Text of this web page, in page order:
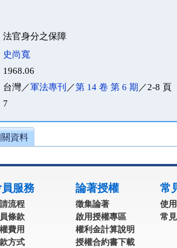
法官身分之保障
史尚寬
1968.06
台灣／軍法專刊 ／第 14 卷 第 6 期 ／2-8 頁
7
資料
服務
流程
條款
費用
方式
論著授權
徵集論著
啟用授權專區
權利金計算說明
授權合約書下載
常
使
常